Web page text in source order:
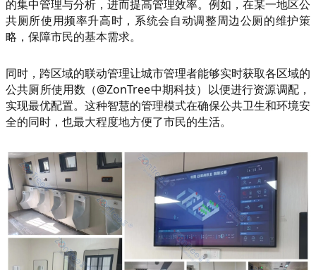
的集中管理与分析，进而提高管理效率。例如，在某一地区公
共厕所使用频率升高时，系统会自动调整周边公厕的维护策
略，保障市民的基本需求。
同时，跨区域的联动管理让城市管理者能够实时获取各区域的
公共厕所使用数（@ZonTree中期科技）以便进行资源调配，
实现最优配置。这种智慧的管理模式在确保公共卫生和环境安
全的同时，也最大程度地方便了市民的生活。